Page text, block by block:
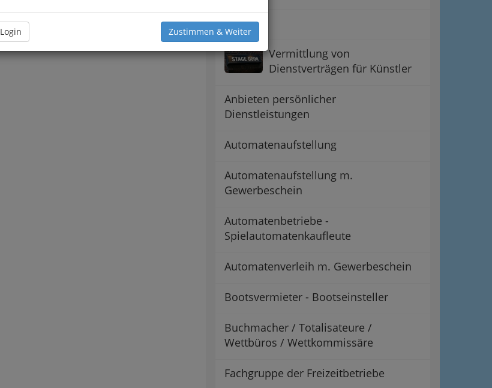
Login Zustimmen & Weiter
Tanzen
Vermittlung von
Dienstverträgen für Künstler
Anbieten persönlicher
Dienstleistungen
Automatenaufstellung
Automatenaufstellung m.
Gewerbeschein
Automatenbetriebe -
Spielautomatenkaufleute
Automatenverleih m. Gewerbeschein
Bootsvermieter - Bootseinsteller
Buchmacher / Totalisateure /
Wettbüros / Wettkommissäre
Fachgruppe der Freizeitbetriebe